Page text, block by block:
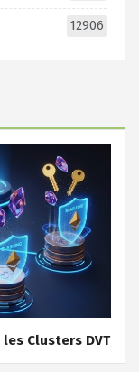
12906
Clusters DVT